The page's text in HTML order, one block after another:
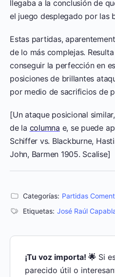
llegaba a la conclusión de
el juego desplegado por las
Estas partidas,
de lo más complejas.
conseguir la perfección en
posiciones de brillantes
por medio de sacrificios de
[Un ataque posicional
de la columna e, se puede
Schiffer vs. Blackburne,
John, Barmen 1905. Scalise]
Categorías: Partidas
Etiquetas: José Raúl
¡Tu voz importa! 🌟 Si
parecido útil o